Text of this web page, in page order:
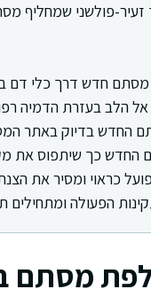
פולשני שמחליף
חדש דרך כלי דם
הלב בעזרת הדמיה
החדש בדיוק באתר
החדש כך שיתפוס את
כראוי ומסיר את
הפעולה ומתחילים
מסתם